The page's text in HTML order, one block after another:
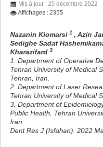
Mis à jour : 25 décembre 2022
Affichages : 2355
Nazanin Kiomarsi 1 , Azin
Sedighe Sadat
Kharazifard 3
1. Department of Operative
Tehran University of Medical
Tehran, Iran.
2. Department of Laser
Tehran University of Medical
3. Department of
Public Health, Tehran
Iran.
Dent Res J (Isfahan). 2022